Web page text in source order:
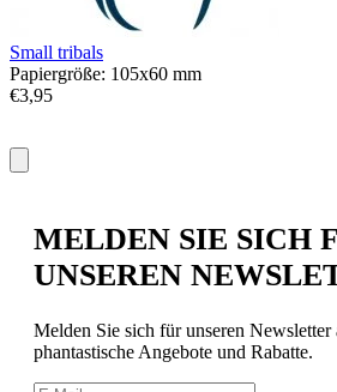
Small tribals
Papiergröße: 105x60 mm
€3,95
MELDEN SIE SICH
UNSEREN
Melden Sie sich für unseren Newsletter
phantastische Angebote und Rabatte.